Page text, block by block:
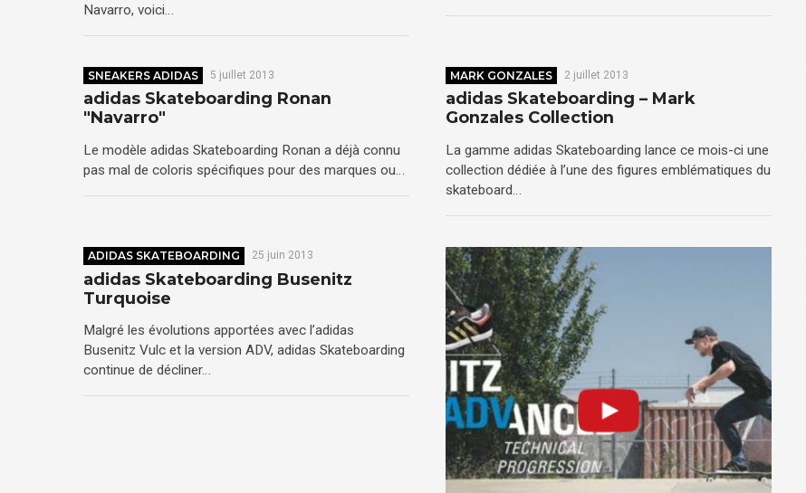
Navarro, voici…
SNEAKERS ADIDAS 5 juillet 2013
adidas Skateboarding Ronan
"Navarro"
Le modèle adidas Skateboarding Ronan a déjà connu
pas mal de coloris spécifiques pour des marques ou…
MARK GONZALES 2 juillet 2013
adidas Skateboarding – Mark
Gonzales Collection
La gamme adidas Skateboarding lance ce mois-ci une
collection dédiée à l’une des figures emblématiques du
skateboard…
ADIDAS SKATEBOARDING 25 juin 2013
adidas Skateboarding Busenitz
Turquoise
Malgré les évolutions apportées avec l’adidas
Busenitz Vulc et la version ADV, adidas Skateboarding
continue de décliner…